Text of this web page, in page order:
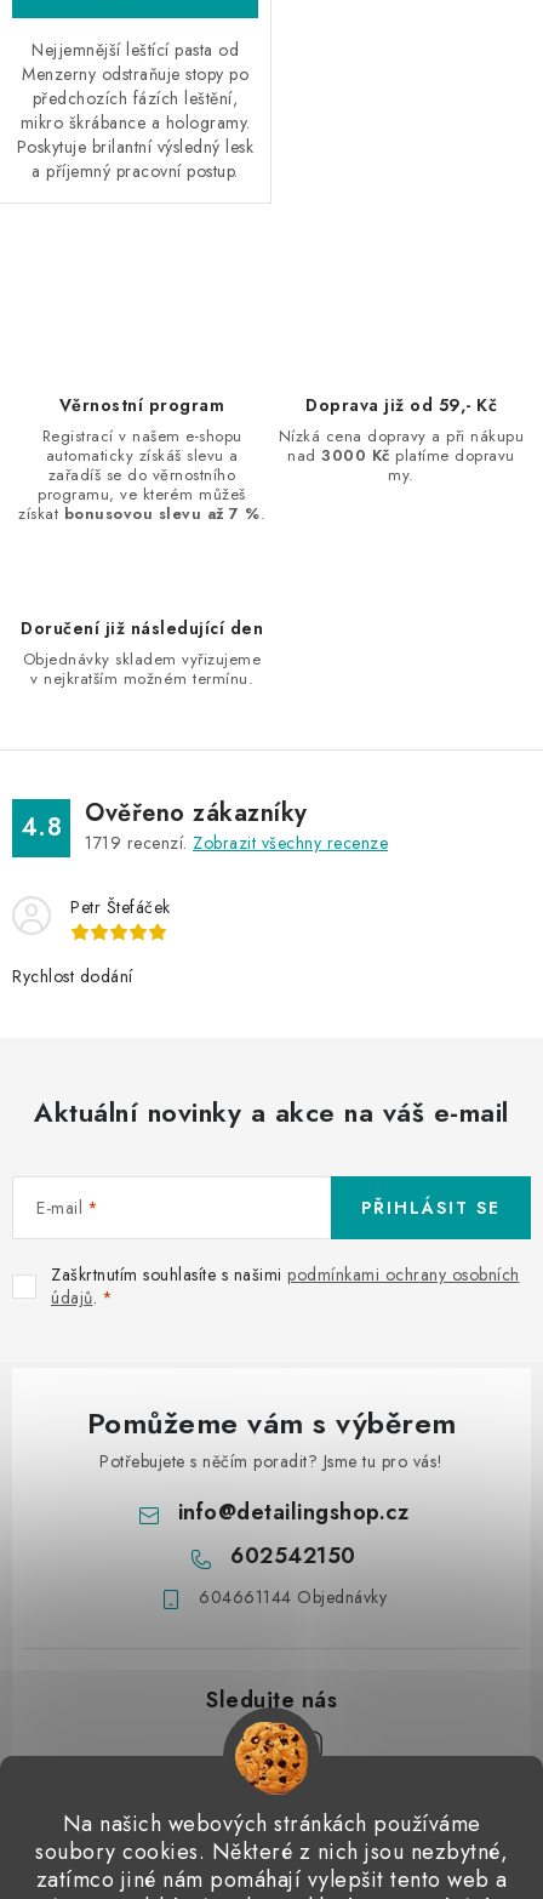
Na našich webových stránkách používáme
soubory cookies. Některé z nich jsou nezbytné,
zatímco jiné nám pomáhají vylepšit tento web a
Nejjemnější leštící pasta od
Menzerny odstraňuje stopy po
předchozích fázích leštění,
mikro škrábance a hologramy.
Poskytuje brilantní výsledný lesk
a příjemný pracovní postup.
p
k
y
p
u
Věrnostní program
Registrací v našem e-shopu
automaticky získáš slevu a
zařadíš se do věrnostního
programu, ve kterém můžeš
získat bonusovou slevu až 7 %.
Doprava již od 59,- Kč
Nízká cena dopravy a při nákupu
nad3000 Kč platíme dopravu
my.
Doručení již následující den
Objednávky skladem vyřizujeme
v nejkratším možném termínu.
4.8 Ověřeno zákazníky
1719 recenzí. Zobrazit všechny recenze
Petr Štefáček
Rychlost dodání
Aktuální novinky a akce na váš e-mail
E-mail
Zaškrtnutím souhlasíte s našimi podmínkami ochrany osobních
údajů.
PŘIHLÁSIT SE
Pomůžeme vám s výběrem
Potřebujete s něčím poradit? Jsme tu pro vás!
info@detailingshop.cz
602542150
604661144 Objednávky
Přijímáme online platby